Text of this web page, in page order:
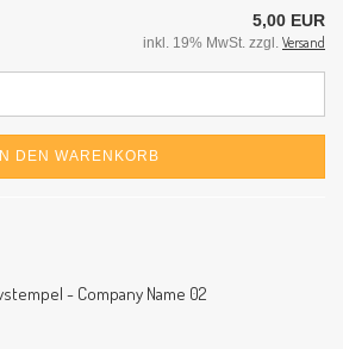
5,00 EUR
inkl. 19% MwSt. zzgl. Versand
IN DEN WARENKORB